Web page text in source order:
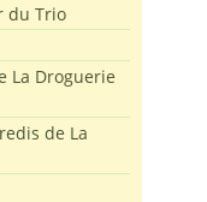
du Trio
La Droguerie
de La